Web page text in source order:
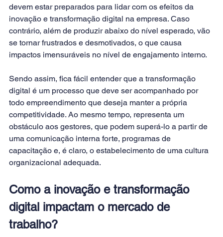
devem estar preparados para lidar com os efeitos da
inovação e transformação digital na empresa. Caso
contrário, além de produzir abaixo do nível esperado, vão
se tornar frustrados e desmotivados, o que causa
impactos imensuráveis no nível de engajamento interno.
Sendo assim, fica fácil entender que a transformação
digital é um processo que deve ser acompanhado por
todo empreendimento que deseja manter a própria
competitividade. Ao mesmo tempo, representa um
obstáculo aos gestores, que podem superá-lo a partir de
uma comunicação interna forte, programas de
capacitação e, é claro, o estabelecimento de uma cultura
organizacional adequada.
Como a inovação e transformação
digital impactam o mercado de
trabalho?